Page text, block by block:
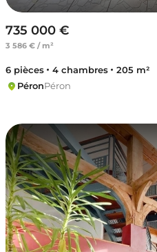
735 000 €
3 586 € / m²
6 pièces 4 chambres
205 m²
PéronPéron